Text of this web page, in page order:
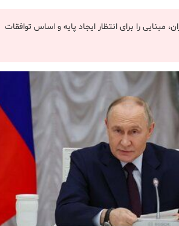
را برای انتظار ایجاد پایه و اساس توافقات